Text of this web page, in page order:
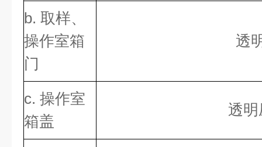
b. 取样、
操作室箱
门
透
c. 操作室
箱盖
透